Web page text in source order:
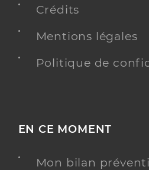
Crédits
Mentions légales
Politique de
EN CE MOMENT
Mon bilan